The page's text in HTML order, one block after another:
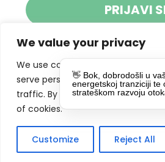
We value your privacy
We use cookies to enhance your
serve personalized ads or
traffic. By clicking "Accept All", you
of cookies.
Customize Reject All
PRIJAVI
Klikom na gumb dajete
primanje novosti Pokreta
slažete spolitikom
DRUŠTVENE
👋 Bok, dobrodošli u
energetskoj tranziciji te
strateškom razvoju